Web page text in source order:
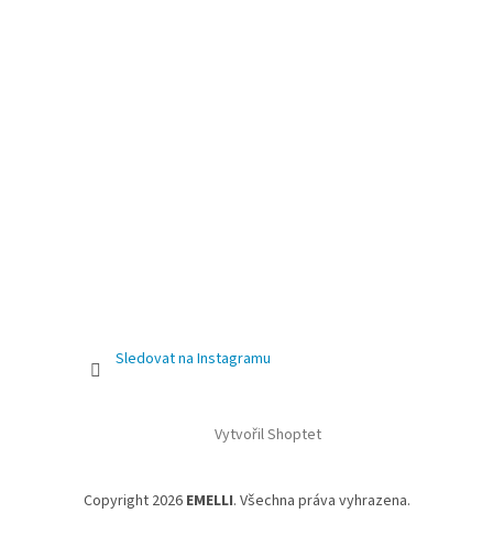
Sledovat na Instagramu
Vytvořil Shoptet
Copyright 2026 EMELLI. Všechna práva vyhrazena.